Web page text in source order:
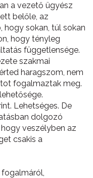
a vezető ügyész
belőle, az
sokan, túl sokan
hogy tényleg
függetlensége.
szakmai
haragszom, nem
fogalmaztak meg.
Lehetséges. De
dolgozó
veszélyben az
csakis a